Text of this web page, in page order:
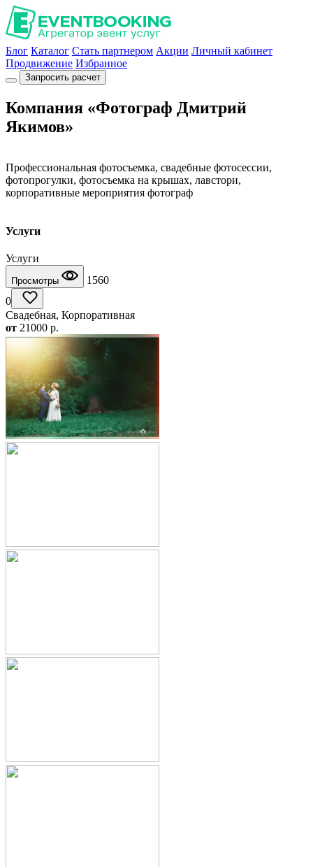
Блог Каталог Стать партнером Акции Личный кабинет
Продвижение Избранное
Запросить расчет
Компания «Фотограф Дмитрий
Якимов»
Профессиональная фотосъемка, свадебные фотосессии,
фотопрогулки, фотосъемка на крышах, лавстори,
корпоративные мероприятия фотограф
Услуги
Услуги
Просмотры
1560
0
Свадебная, Корпоративная
от 21000 p.